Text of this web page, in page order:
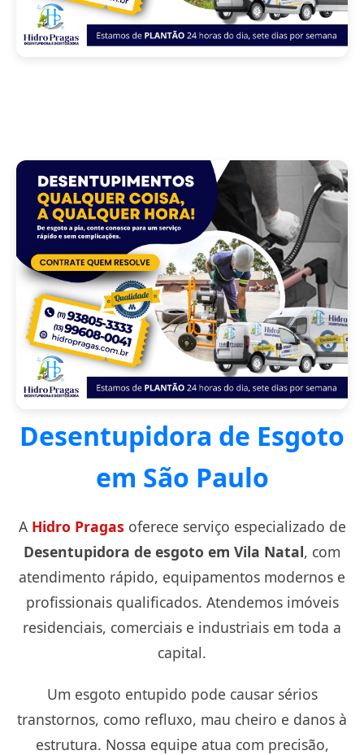
Desentupidora de Esgoto
em São Paulo
A Hidro Pragas oferece serviço especializado de
Desentupidora de esgoto em Vila Natal, com
atendimento rápido, equipamentos modernos e
profissionais qualificados. Atendemos imóveis
residenciais, comerciais e industriais em toda a
capital.
Um esgoto entupido pode causar sérios
transtornos, como refluxo, mau cheiro e danos à
estrutura. Nossa equipe atua com precisão,